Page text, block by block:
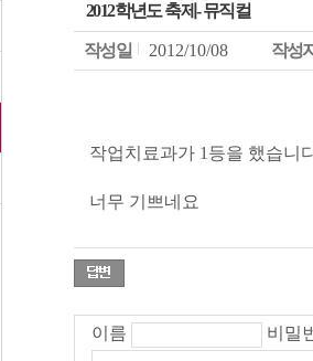
2012학년도 축제- 뮤직컬
작성일 2012/10/08 작성
작업치료과가 1등을 했습니
너무 기쁘네요
이름 비밀